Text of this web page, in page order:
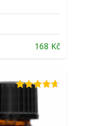
168 Kč
Hodnocení
z 5